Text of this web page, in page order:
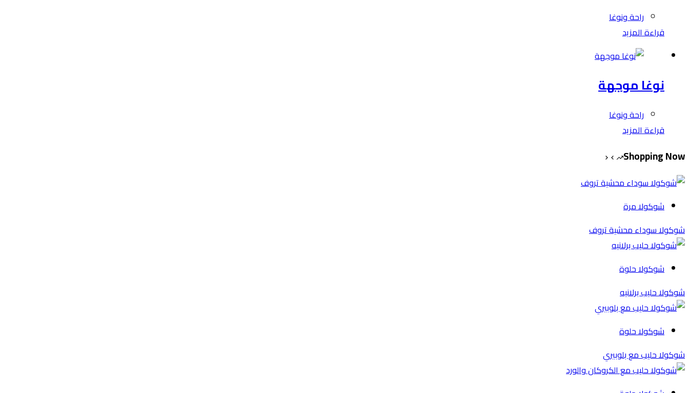
راحة ونوغا
قراءة المزيد
نوغا موجهة
راحة ونوغا
قراءة المزيد
Shopping Now
شوكولا مرة
شوكولا سوداء محشية تروف
شوكولا حلوة
شوكولا حليب برلانيه
شوكولا حلوة
شوكولا حليب مع بلوبيري